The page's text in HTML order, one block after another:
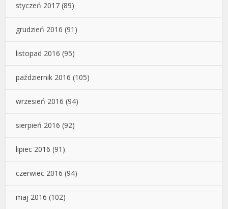
styczeń 2017 (89)
grudzień 2016 (91)
listopad 2016 (95)
październik 2016 (105)
wrzesień 2016 (94)
sierpień 2016 (92)
lipiec 2016 (91)
czerwiec 2016 (94)
maj 2016 (102)